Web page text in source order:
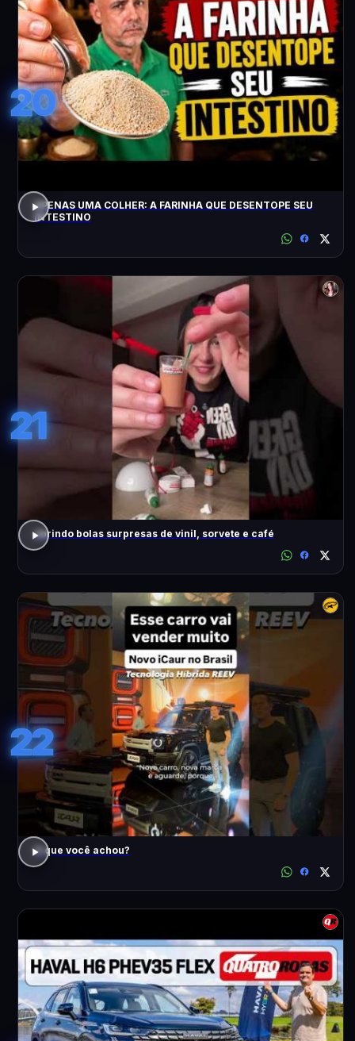
20
APENAS UMA COLHER: A FARINHA QUE DESENTOPE SEU
INTESTINO
21
abrindo bolas surpresas de vinil, sorvete e café
22
O que você achou?